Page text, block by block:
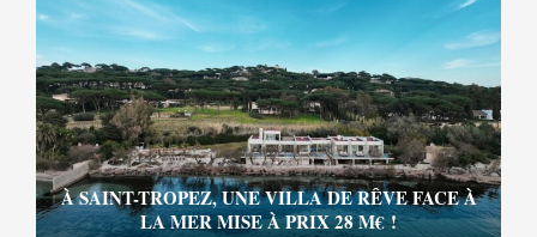
À SAINT-TROPEZ, UNE VILLA DE RÊVE FACE À
LA MER MISE À PRIX 28 M€ !